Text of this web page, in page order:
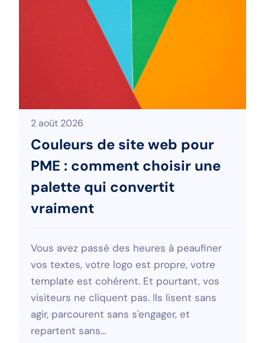
2 août 2026
Couleurs de site web pour
PME : comment choisir une
palette qui convertit
vraiment
Vous avez passé des heures à peaufiner
vos textes, votre logo est propre, votre
template est cohérent. Et pourtant, vos
visiteurs ne cliquent pas. Ils lisent sans
agir, parcourent sans s'engager, et
repartent sans...